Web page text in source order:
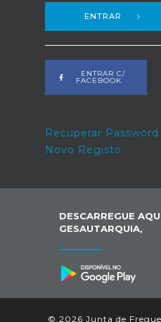
ENTRAR
ENTRAR C/
FACEBOOK
Recuperar Password
Novo Registo
DESCARREGUE
GESAUTARQUIA,
© 2026 Junta de